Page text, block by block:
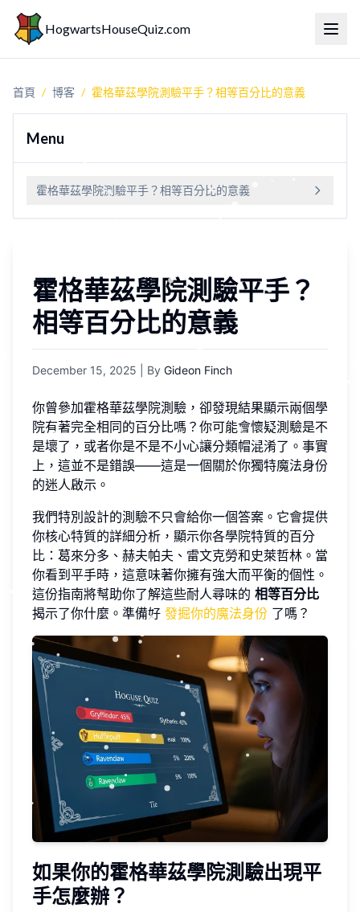
HogwartsHouseQuiz.com 切換
首頁 / 博客 / 霍格華茲學院測驗平手？相等百分比的意義
Menu
霍格華茲學院測驗平手？相等百分比的意義
霍格華茲學院測驗平手？
相等百分比的意義
December 15, 2025 | By Gideon Finch
你曾參加霍格華茲學院測驗，卻發現結果顯示兩個學
院有著完全相同的百分比嗎？你可能會懷疑測驗是不
是壞了，或者你是不是不小心讓分類帽混淆了。事實
上，這並不是錯誤——這是一個關於你獨特魔法身份
的迷人啟示。
我們特別設計的測驗不只會給你一個答案。它會提供
你核心特質的詳細分析，顯示你各學院特質的百分
比：葛來分多、赫夫帕夫、雷文克勞和史萊哲林。當
你看到平手時，這意味著你擁有強大而平衡的個性。
這份指南將幫助你了解這些耐人尋味的 相等百分比
揭示了你什麼。準備好 發掘你的魔法身份 了嗎？
如果你的霍格華茲學院測驗出現平
手怎麼辦？